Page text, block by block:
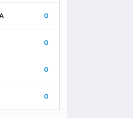
0
0
0
0